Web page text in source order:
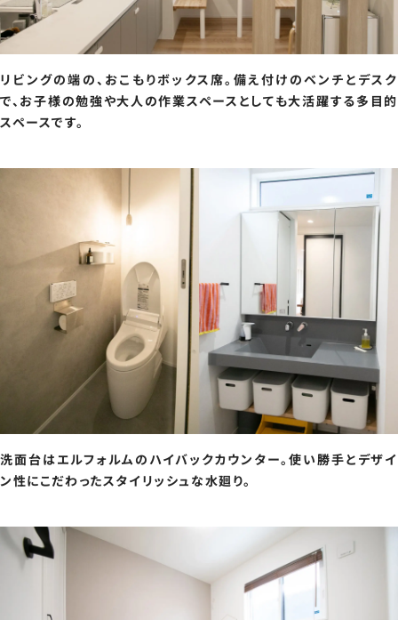
リビングの端の、おこもりボックス席。備え付けのベンチとデスク
で、お子様の勉強や大人の作業スペースとしても大活躍する多目的
スペースです。
洗面台はエルフォルムのハイバックカウンター。使い勝手とデザイ
ン性にこだわったスタイリッシュな水廻り。